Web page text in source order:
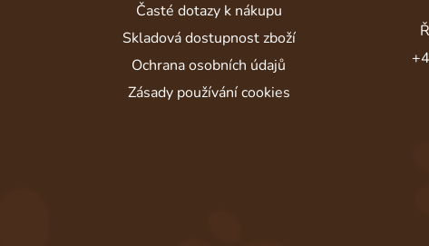
Časté dotazy k nákupu
Skladová dostupnost zboží
Ochrana osobních údajů
Zásady používání cookies